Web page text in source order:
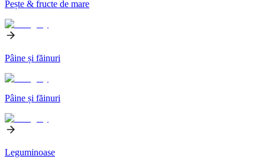
Pește & fructe de mare
Pâine și făinuri
Pâine și făinuri
Leguminoase